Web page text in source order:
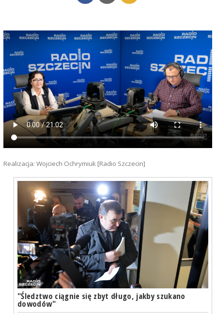
Realizacja: Wojciech Ochrymiuk [Radio Szczecin]
"Śledztwo ciągnie się zbyt długo, jakby szukano
dowodów"